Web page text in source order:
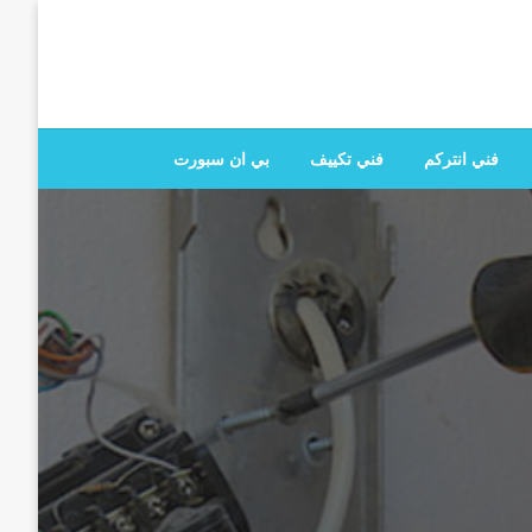
جميع الخدمات المنزلية في الكويت
فني انتركم فني تكييف بي ان سبورت